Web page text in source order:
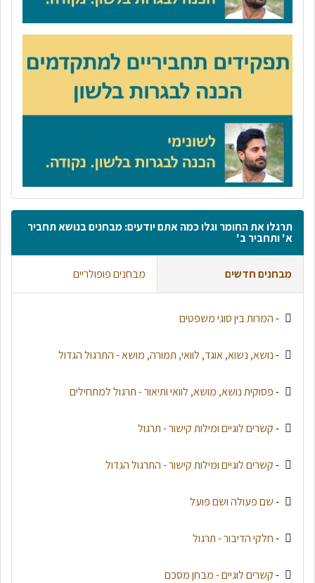
תרגלו את החומר וגלו כמה אתם יודעים: מבחנים בנושא תחביר
א' ותחביר ב'
מבחנים חדשים מבחנים פופולריים
-המרות בין סוגי משפטים
-נושא, נשוא, אוגד, לוואי, תמורה, מושא - התרגול הגדול
-פסוקית נושא, מושא, לוואי ותיאור - תרגול למתחילים
-קשרים לוגיים ומילות קישור - תרגול
-קשרים לוגיים ומילות קישור - התרגול הגדול
-שם פעולה ושם פועל
-חלקי הדיבור - תרגול
-קשרים לוגיים - מבחן מסכם